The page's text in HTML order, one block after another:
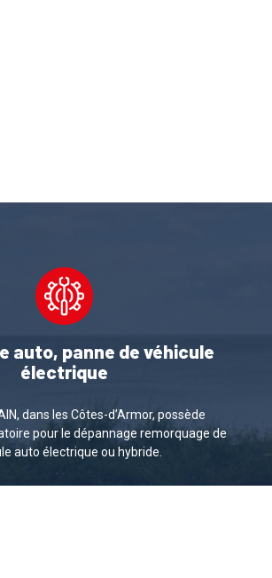
auto, panne de véhicule
électrique
dans les Côtes-d’Armor, possède
pour le dépannage remorquage de
auto électrique ou hybride.